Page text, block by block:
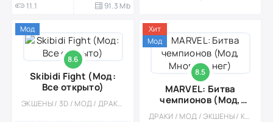
11.1 91.3 Mb
8.6
Skibidi Fight (Мод:
Все открыто)
ЭКШЕНЫ / 3D / МОД / ДРАКИ / КАЗУАЛЬНЫЕ / ОДНОПОЛЬЗОВАТЕЛЬСКИЕ / СТИЛИЗАЦИЯ / ВСТРОЕННЫЙ КЕШ
Мод
8.5
MARVEL: Битва
чемпионов (Мод,
Много денег)
ДРАКИ / МОД / ЭКШЕНЫ / КАЗУАЛЬНЫЕ / ОДНОПОЛЬЗОВАТЕЛЬСКИЕ / СТИЛИЗАЦИЯ / ОФЛАЙН / ПРИКЛЮЧЕНИЕ / КОМИКСЫ / СУПЕРГЕРОИ / БОЛЬШАЯ / БЕЗ КЕША / ВСТРОЕННЫЙ КЕШ / 3D
Хит
Мод